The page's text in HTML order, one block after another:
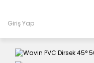
Giriş Yap